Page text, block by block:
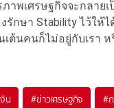
ภาพเศรษฐกิจจะกล
รักษา Stability ไว้ให้
เต้นคนก็ไม่อยู่กับเรา
น #ข่าวเศรษฐกิจ #